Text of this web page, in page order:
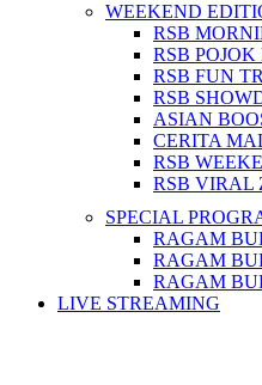
WEEKEND
RSB
RSB
RSB FUN
RSB
ASIAN
CERITA
RSB
RSB VIRAL
SPECIAL
RAGAM
RAGAM
RAGAM
LIVE STREAMING